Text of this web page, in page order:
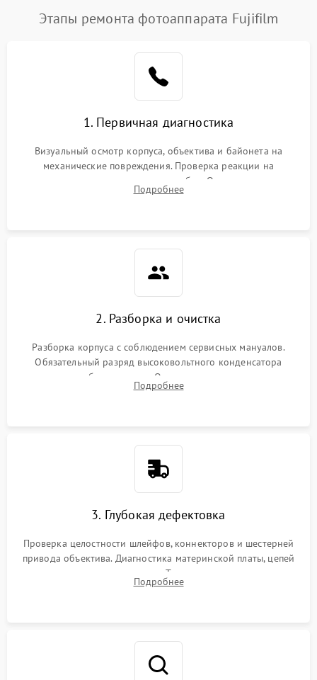
Этапы ремонта фотоаппарата Fujifilm
1. Первичная диагностика
Визуальный осмотр корпуса, объектива и байонета на
механические повреждения. Проверка реакции на
включение, считывание кодов ошибок. Оценка состояния
матрицы и затвора, проверка работы автофокуса и вспышки.
Подробнее
2. Разборка и очистка
Разборка корпуса с соблюдением сервисных мануалов.
Обязательный разряд высоковольтного конденсатора
вспышки для безопасности. Очистка внутренних узлов от
пыли, песка и следов влаги с помощью спецсредств.
Подробнее
3. Глубокая дефектовка
Проверка целостности шлейфов, коннекторов и шестерней
привода объектива. Диагностика материнской платы, цепей
питания и картоприемника. Тестирование механизма
затвора и блока внутрикамерной стабилизации.
Подробнее